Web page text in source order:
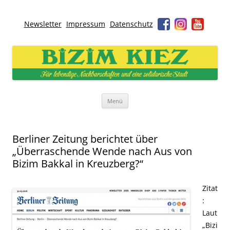
Newsletter Impressum Datenschutz
Bizim Kiez – Unser Kiez
Für lebendige Nachbarschaften und eine solidarische Stadt
Menü
Berliner Zeitung berichtet über
„Überraschende Wende nach Aus von
Bizim Bakkal in Kreuzberg?“
Zitat
:
Laut
„Bizi